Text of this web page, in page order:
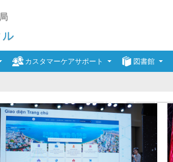
ル
ニュース
ス
券移動手段の賃借
航空券
カスタマーケアサポート
ニュース
メディア
行儀作法の規則
図書館
フォトライブラ
ビデオクリップ